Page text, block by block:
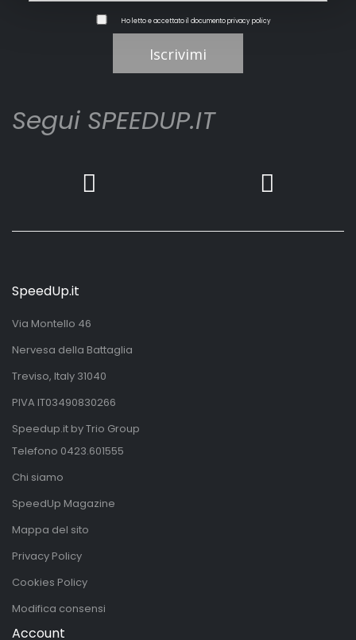
Ho letto e accettato il documentoprivacy policy
Iscrivimi
Segui SPEEDUP.IT
SpeedUp.it
Via Montello 46
Nervesa della Battaglia
Treviso, Italy 31040
PIVA IT03490830266
Speedup.it by Trio Group
Telefono 0423.601555
Chi siamo
SpeedUp Magazine
Mappa del sito
Privacy Policy
Cookies Policy
Modifica consensi
Account